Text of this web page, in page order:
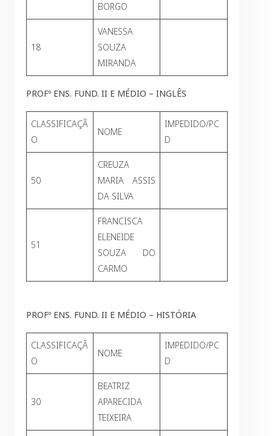
BORGO
18
VANESSA
SOUZA
MIRANDA
PROFº ENS. FUND. II E MÉDIO – INGLÊS
CLASSIFICAÇÃ
O
NOME
IMPEDIDO/PC
D
50
CREUZA
MARIA ASSIS
DA SILVA
51
FRANCISCA
ELENEIDE
SOUZA DO
CARMO
PROFº ENS. FUND. II E MÉDIO – HISTÓRIA
CLASSIFICAÇÃ
O
NOME
IMPEDIDO/PC
D
30
BEATRIZ
APARECIDA
TEIXEIRA